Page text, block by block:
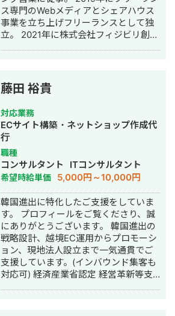
ス専門のWebメディアとシェアハウス
事業を立ち上げフリーランスとして独
立。 2021年に株式会社フィジビリ創業
格・勉強・仕事部門1位を獲得。累計
2,000万PV・5,000名以上のITフリーラ
ンスの独立を支援。 2024年にフリー
ランス専門シェアハウス「ノマド家」
を事業譲渡。
藤田 裕貴
対応業務
ECサイト構築・ネットショップ作成代
行
職種
コンサルタント ITコンサルタント
希望時給単価 5,000円～10,000円
韓国進出に特化したご支援をしていま
す。 プロフィールをご覧くださり、誠
にありがとうございます。 韓国進出の
戦略設計、越境EC運用からプロモーシ
ョン、現地法人設立まで一気通貫でご
支援しています。(インバウンド集客も
対応可) 経済産業省認定 経営革新等支